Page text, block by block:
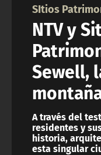
ACTUALIDAD Y
CORPORATIVO Y
CANAL DE
ÁREA DE
SItios
NTV y
Sewell,
A través del
residentes y
historia,
esta singular